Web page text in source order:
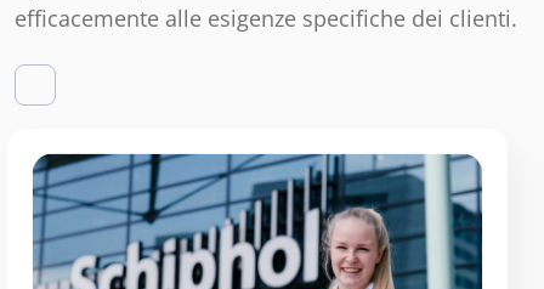
efficacemente alle esigenze specifiche dei clienti.